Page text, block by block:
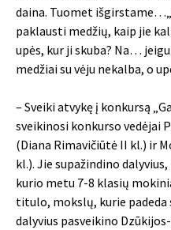
daina. Tuomet
paklausti medžių, kaip jie
upės, kur ji skuba? Na…
medžiai su vėju nekalba, o
– Sveiki atvykę į konkursą
sveikinosi konkurso vedėjai
(Diana Rimavičiūtė II kl.) ir
kl.). Jie supažindino
kurio metu 7-8 klasių
titulo, mokslų, kurie
dalyvius pasveikino